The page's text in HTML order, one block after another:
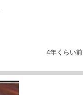
4年くらい前